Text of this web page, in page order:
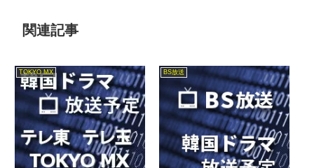
関連記事
TOKYO MX BS放送